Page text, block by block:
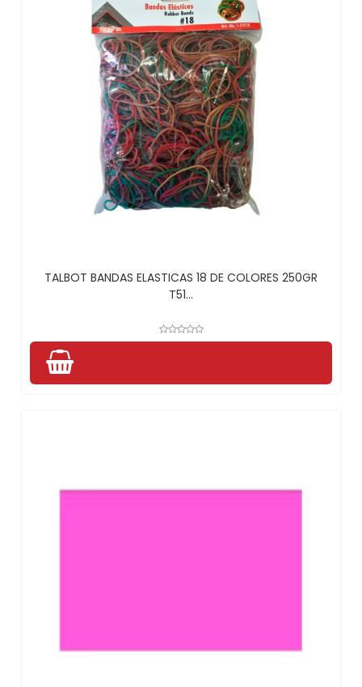
TALBOT BANDAS ELASTICAS 18 DE COLORES 250GR
T51...